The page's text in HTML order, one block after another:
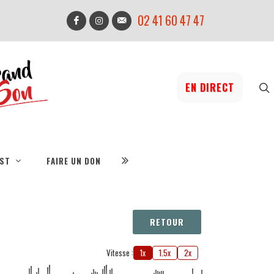
02 41 60 47 47
EN DIRECT
FAIRE UN DON
RETOUR
Vitesse : 1x 1.5x 2x